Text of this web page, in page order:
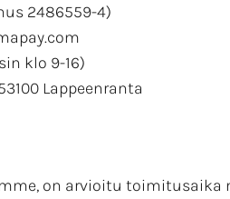
2486559-4)
klo 9-16)
Lappeenranta
on arvioitu toimitusaika